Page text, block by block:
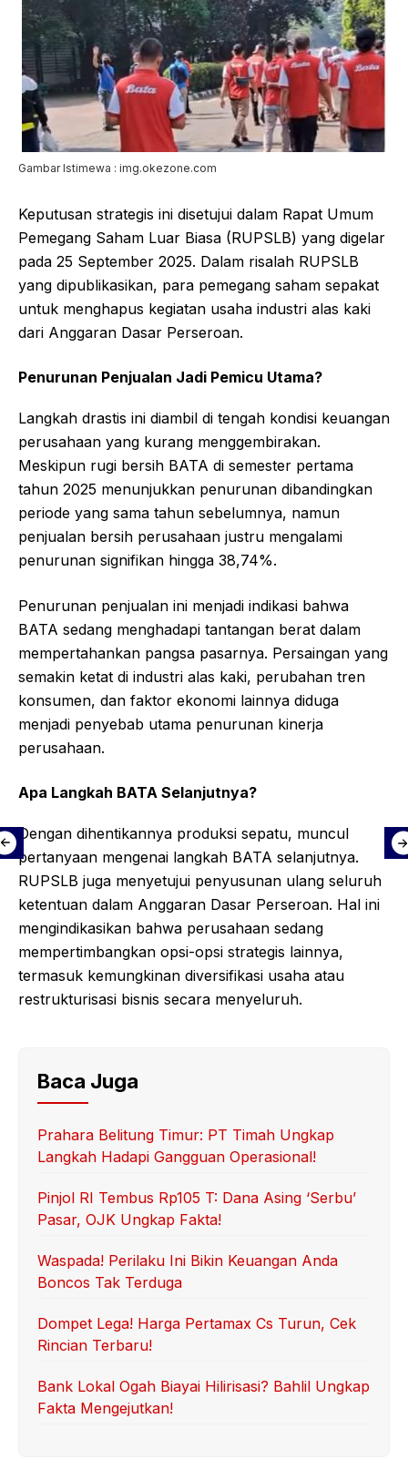
Gambar Istimewa : img.okezone.com
Keputusan strategis ini disetujui dalam Rapat Umum
Pemegang Saham Luar Biasa (RUPSLB) yang digelar
pada 25 September 2025. Dalam risalah RUPSLB
yang dipublikasikan, para pemegang saham sepakat
untuk menghapus kegiatan usaha industri alas kaki
dari Anggaran Dasar Perseroan.
Penurunan Penjualan Jadi Pemicu Utama?
Langkah drastis ini diambil di tengah kondisi keuangan
perusahaan yang kurang menggembirakan.
Meskipun rugi bersih BATA di semester pertama
tahun 2025 menunjukkan penurunan dibandingkan
periode yang sama tahun sebelumnya, namun
penjualan bersih perusahaan justru mengalami
penurunan signifikan hingga 38,74%.
Penurunan penjualan ini menjadi indikasi bahwa
BATA sedang menghadapi tantangan berat dalam
mempertahankan pangsa pasarnya. Persaingan yang
semakin ketat di industri alas kaki, perubahan tren
konsumen, dan faktor ekonomi lainnya diduga
menjadi penyebab utama penurunan kinerja
perusahaan.
Apa Langkah BATA Selanjutnya?
Dengan dihentikannya produksi sepatu, muncul
pertanyaan mengenai langkah BATA selanjutnya.
RUPSLB juga menyetujui penyusunan ulang seluruh
ketentuan dalam Anggaran Dasar Perseroan. Hal ini
mengindikasikan bahwa perusahaan sedang
mempertimbangkan opsi-opsi strategis lainnya,
termasuk kemungkinan diversifikasi usaha atau
restrukturisasi bisnis secara menyeluruh.
Baca Juga
Prahara Belitung Timur: PT Timah Ungkap
Langkah Hadapi Gangguan Operasional!
Pinjol RI Tembus Rp105 T: Dana Asing ‘Serbu’
Pasar, OJK Ungkap Fakta!
Waspada! Perilaku Ini Bikin Keuangan Anda
Boncos Tak Terduga
Dompet Lega! Harga Pertamax Cs Turun, Cek
Rincian Terbaru!
Bank Lokal Ogah Biayai Hilirisasi? Bahlil Ungkap
Fakta Mengejutkan!